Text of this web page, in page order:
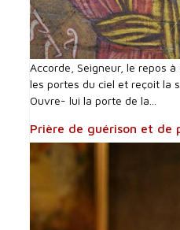
Accorde, Seigneur, le repos
les portes du ciel et reçoit la
Ouvre- lui la porte de la...
Prière de guérison et de